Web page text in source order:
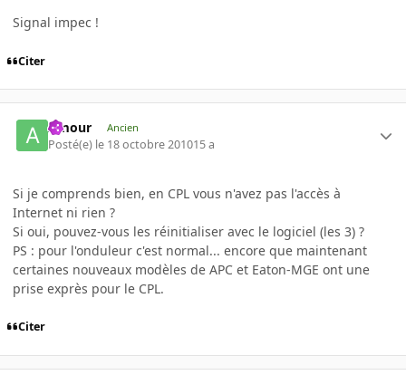
Signal impec !
Citer
Amour Ancien
Posté(e) le 18 octobre 201015 a
Si je comprends bien, en CPL vous n'avez pas l'accès à
Internet ni rien ?
Si oui, pouvez-vous les réinitialiser avec le logiciel (les 3) ?
PS : pour l'onduleur c'est normal... encore que maintenant
certaines nouveaux modèles de APC et Eaton-MGE ont une
prise exprès pour le CPL.
Citer